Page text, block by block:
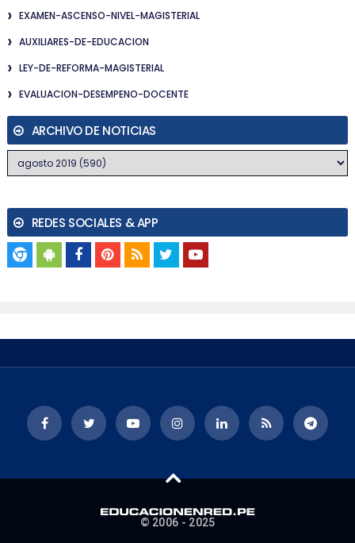
EXAMEN-ASCENSO-NIVEL-MAGISTERIAL
AUXILIARES-DE-EDUCACION
LEY-DE-REFORMA-MAGISTERIAL
EVALUACION-DESEMPENO-DOCENTE
ARCHIVO DE NOTICIAS
REDES SOCIALES & APP
© 2006 - 2025